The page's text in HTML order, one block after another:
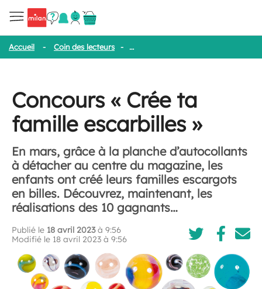
Accueil - Coin des lecteurs - Concours « Crée ta famille
Concours « Crée ta
famille escarbilles »
En mars, grâce à la planche d’autocollants
à détacher au centre du magazine, les
enfants ont créé leurs familles escargots
en billes. Découvrez, maintenant, les
réalisations des 10 gagnants…
Publié le 18 avril 2023à 9:56
Modifié le 18 avril 2023 à 9:56